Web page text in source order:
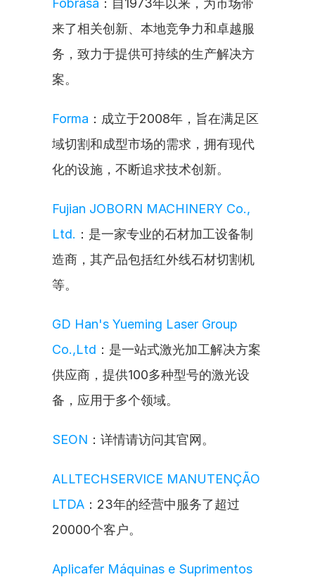
Fobrasa ：自1973年以来，为市场带
来了相关创新、本地竞争力和卓越服
务，致力于提供可持续的生产解决方
案。
Forma ：成立于2008年，旨在满足区
域切割和成型市场的需求，拥有现代
化的设施，不断追求技术创新。
Fujian JOBORN MACHINERY Co.,
Ltd. ：是一家专业的石材加工设备制
造商，其产品包括红外线石材切割机
等。
GD Han's Yueming Laser Group
Co.,Ltd ：是一站式激光加工解决方案
供应商，提供100多种型号的激光设
备，应用于多个领域。
SEON ：详情请访问其官网。
ALLTECHSERVICE MANUTENÇÃO
LTDA ：23年的经营中服务了超过
20000个客户。
Aplicafer Máquinas e Suprimentos